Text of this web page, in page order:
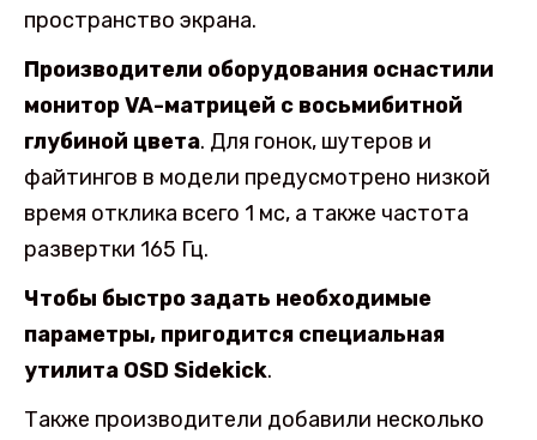
пространство экрана.
Производители оборудования оснастили
монитор VA-матрицей с восьмибитной
глубиной цвета. Для гонок, шутеров и
файтингов в модели предусмотрено низкой
время отклика всего 1 мс, а также частота
развертки 165 Гц.
Чтобы быстро задать необходимые
параметры, пригодится специальная
утилита OSD Sidekick.
Также производители добавили несколько